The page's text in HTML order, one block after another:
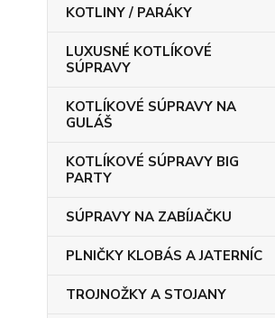
KOTLINY / PARÁKY
LUXUSNÉ KOTLÍKOVÉ
SÚPRAVY
KOTLÍKOVÉ SÚPRAVY NA
GULÁŠ
KOTLÍKOVÉ SÚPRAVY BIG
PARTY
SÚPRAVY NA ZABÍJAČKU
PLNIČKY KLOBÁS A JATERNÍC
TROJNOŽKY A STOJANY